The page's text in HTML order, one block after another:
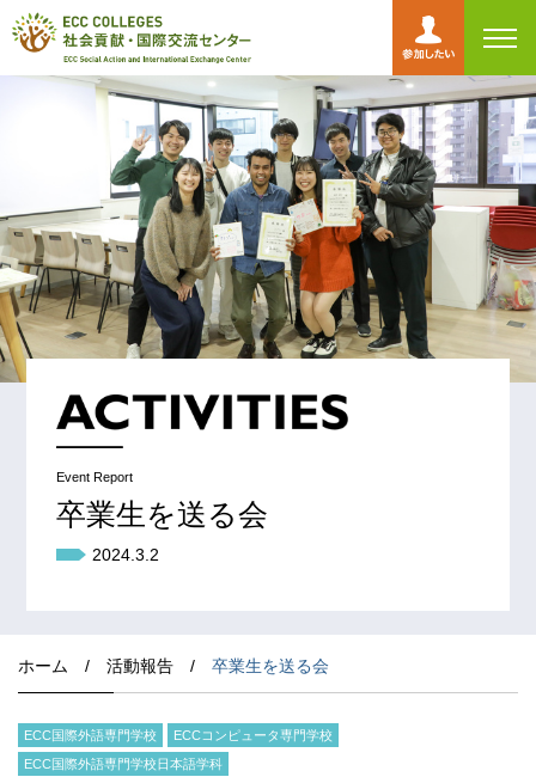
Event Report
卒業生を送る会
2024.3.2
ホーム / 活動報告 / 卒業生を送る会
ECC国際外語専門学校
ECCコンピュータ専門学校
ECC国際外語専門学校日本語学科